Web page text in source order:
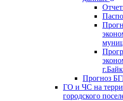
Прогноз
ГО и ЧС на
городского